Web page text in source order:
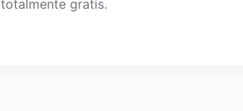
totalmente gratis.